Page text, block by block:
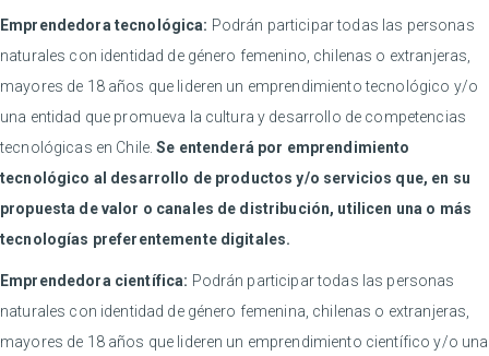
Emprendedora tecnológica: Podrán participar todas las personas
naturales con identidad de género femenino, chilenas o extranjeras,
mayores de 18 años que lideren un emprendimiento tecnológico y/o
una entidad que promueva la cultura y desarrollo de competencias
tecnológicas en Chile.Se entenderá por emprendimiento
tecnológico al desarrollo de productos y/o servicios que, en su
propuesta de valor o canales de distribución, utilicen una o más
tecnologías preferentemente digitales.
Emprendedora científica: Podrán participar todas las personas
naturales con identidad de género femenina, chilenas o extranjeras,
mayores de 18 años que lideren un emprendimiento científico y/o una